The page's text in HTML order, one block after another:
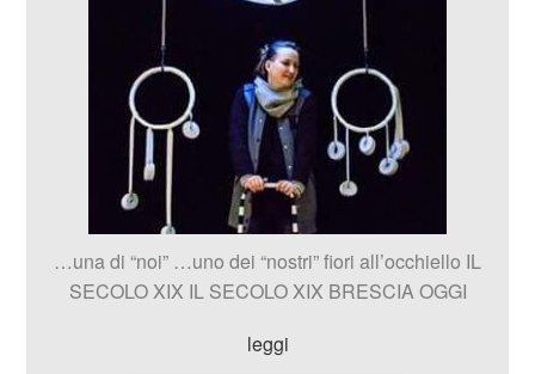
…una di “noi” …uno dei “nostri” fiori all’occhiello IL
SECOLO XIX IL SECOLO XIX BRESCIA OGGI
leggi